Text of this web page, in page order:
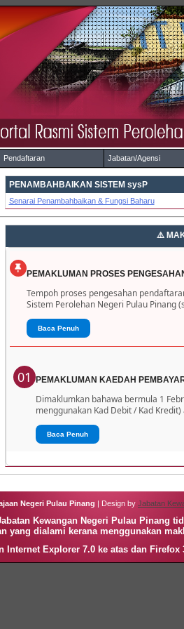
Pendaftaran Jabatan/Agensi
PENAMBAHBAIKAN SISTEM sysP
Senarai Penambahbaikan & Fungsi Baharu
PEMAKLUMAN PROSES
Tempoh proses pengesahan
Sistem Perolehan Negeri Pulau Pinang
Baca Penuh
01 PEMAKLUMAN KAEDAH
Dimaklumkan bahawa bermula 1
menggunakan Kad Debit / Kad Kredit)
Baca Penuh
Negeri Pulau Pinang | Design by Jabatan
Kewangan Negeri Pulau Pinang
yang dialami kerana menggunakan
Internet Explorer 7.0 ke atas dan